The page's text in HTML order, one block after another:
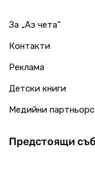
За „Аз чета“
Контакти
Реклама
Детски книги
Медийни
Предстоящи